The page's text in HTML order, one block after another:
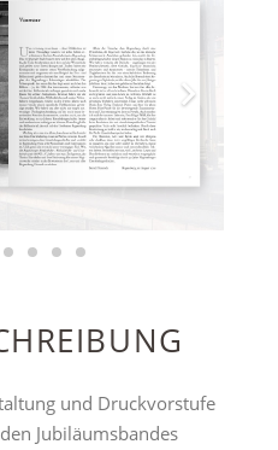
und Druckvorstufe
Jubiläumsbandes